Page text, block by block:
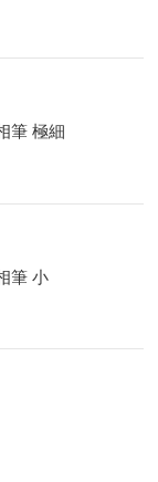
筆 極細
筆 小